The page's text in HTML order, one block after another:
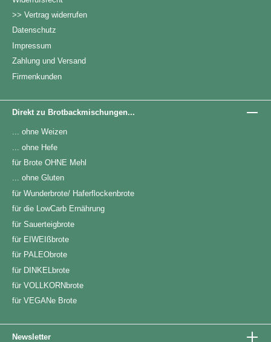
Schreib mir bitte! andrea @danke-bitte.de Diese
Backmischung ergibt ein Brot von ca. 750 Gramm.
Diese Brotbackmischung ist nach Abfüllung ungeöffnet 11
Monate haltbar! 100% Natur!
>> Vertrag widerrufen
Datenschutz
Impressum
Zahlung und Versand
Firmenkunden
Direkt zu Brotbackmischungen...
... ohne Weizen
... ohne Hefe
für Brote OHNE Mehl
... ohne Gluten
für Wunderbrote/ Haferflockenbrote
für die LowCarb Ernährung
für Sauerteigbrote
für EIWEIßbrote
für PALEObrote
für DINKELbrote
für VOLLKORNbrote
für VEGANe Brote
Newsletter